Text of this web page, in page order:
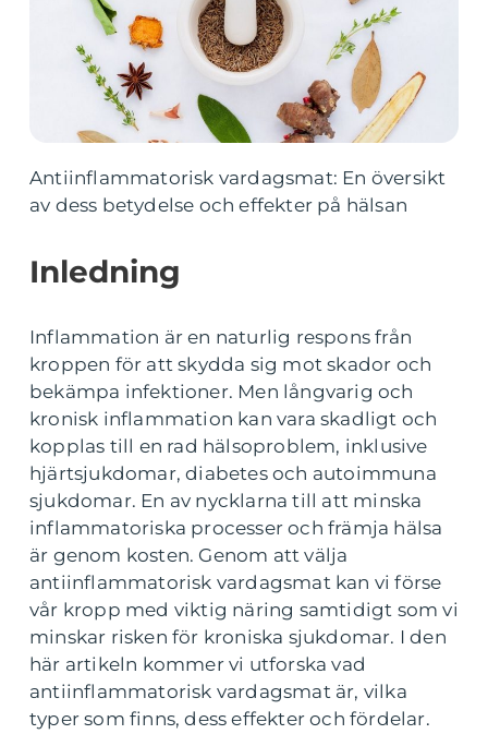
Antiinflammatorisk vardagsmat: En översikt
av dess betydelse och effekter på hälsan
Inledning
Inflammation är en naturlig respons från
kroppen för att skydda sig mot skador och
bekämpa infektioner. Men långvarig och
kronisk inflammation kan vara skadligt och
kopplas till en rad hälsoproblem, inklusive
hjärtsjukdomar, diabetes och autoimmuna
sjukdomar. En av nycklarna till att minska
inflammatoriska processer och främja hälsa
är genom kosten. Genom att välja
antiinflammatorisk vardagsmat kan vi förse
vår kropp med viktig näring samtidigt som vi
minskar risken för kroniska sjukdomar. I den
här artikeln kommer vi utforska vad
antiinflammatorisk vardagsmat är, vilka
typer som finns, dess effekter och fördelar.